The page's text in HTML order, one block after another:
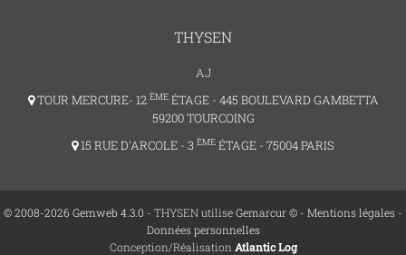
THYSEN
AJ
TOUR MERCURE- 12 ÈMEÉTAGE - 445 BOULEVARD GAMBETTA
59200 TOURCOING
15 RUE D'ARCOLE - 3 ÈME ÉTAGE - 75004 PARIS
© 2008-2026 Gemweb 4.3.0 - THYSEN utiliseGemarcur © - Mentions légales -
Données personnelles
Conception/Réalisation Atlantic Log